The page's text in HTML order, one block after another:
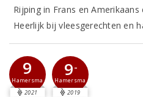
Rijping in Frans en Amerikaans
Heerlijk bij vleesgerechten en
9
Hamersma
2021
9-
Hamersma
2019